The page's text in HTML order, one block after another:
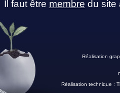
Il faut être membre du site
Réalisation
Réalisation technique :